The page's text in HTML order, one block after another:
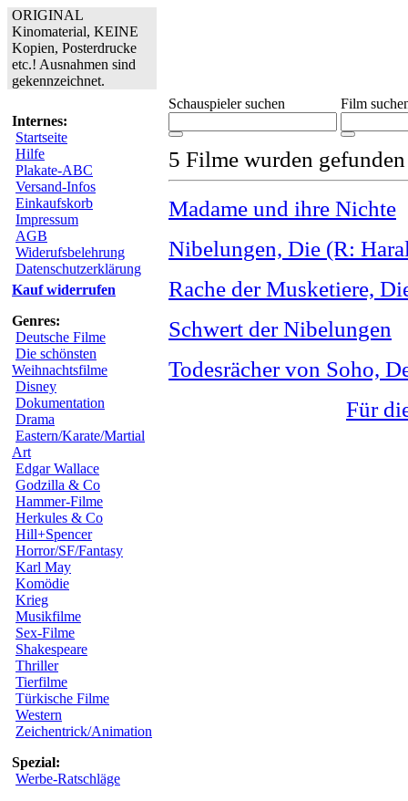
ORIGINAL
Kinomaterial, KEINE
Kopien, Posterdrucke
etc.! Ausnahmen sind
gekennzeichnet.
Internes:
Startseite
Hilfe
Plakate-ABC
Versand-Infos
Einkaufskorb
Impressum
AGB
Widerufsbelehrung
Datenschutzerklärung
Kauf widerrufen
Genres:
Deutsche Filme
Die schönsten
Weihnachtsfilme
Disney
Dokumentation
Drama
Eastern/Karate/Martial
Art
Edgar Wallace
Godzilla & Co
Hammer-Filme
Herkules & Co
Hill+Spencer
Horror/SF/Fantasy
Karl May
Komödie
Krieg
Musikfilme
Sex-Filme
Shakespeare
Thriller
Tierfilme
Türkische Filme
Western
Zeichentrick/Animation
Spezial:
Werbe-Ratschläge
Schauspieler suchen Film
5 Filme wurden
Madame und ihre Nichte
Nibelungen, Die (R:
Rache der Musketiere,
Schwert der Nibelungen
Todesrächer von Soho,
Für